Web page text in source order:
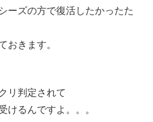
ーズの方で復活したかったた
おきます。
リ判定されて
けるんですよ。。。